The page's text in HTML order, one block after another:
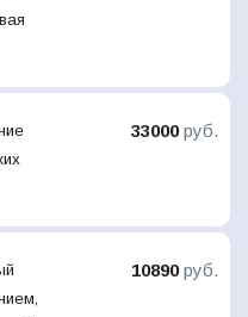
33000руб.
10890руб.